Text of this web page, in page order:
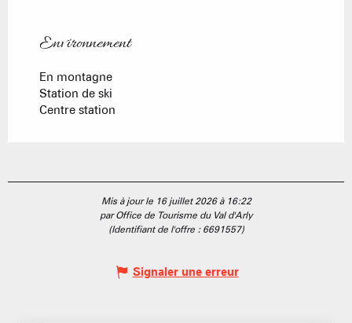
Environnement
Environnement
En montagne
Station de ski
Centre station
Mis à jour le 16 juillet 2026 à 16:22
par Office de Tourisme du Val d'Arly
(Identifiant de l'offre : 6691557)
Signaler une erreur